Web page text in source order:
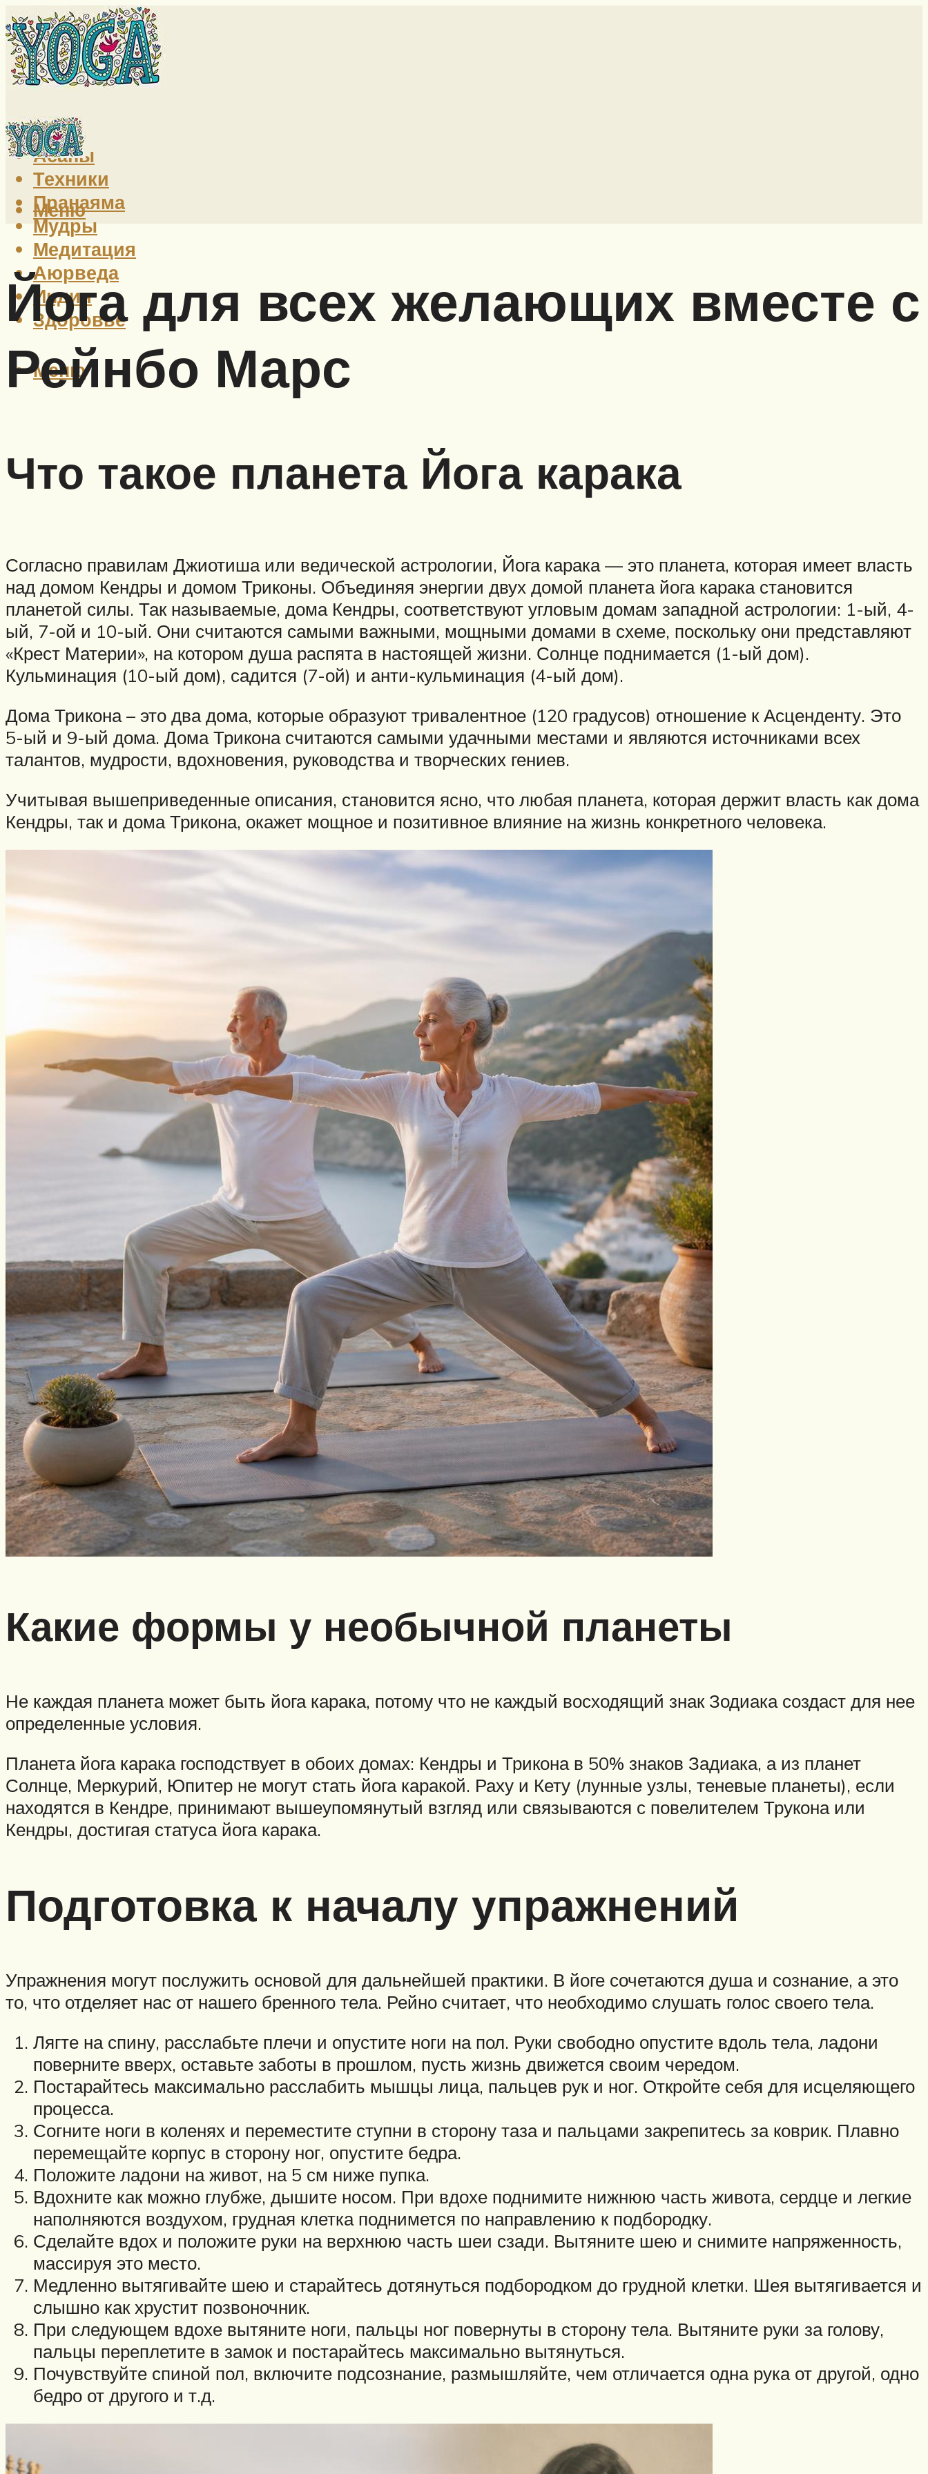
Йога
Асаны
Техники
Пранаяма
Мудры
Медитация
Аюрведа
Индия
Здоровье
Меню
Меню
Йога для всех желающих вместе с
Рейнбо Марс
Что такое планета Йога карака
Согласно правилам Джиотиша или ведической астрологии, Йога карака — это планета, которая имеет власть
над домом Кендры и домом Триконы. Объединяя энергии двух домой планета йога карака становится
планетой силы. Так называемые, дома Кендры, соответствуют угловым домам западной астрологии: 1-ый, 4-
ый, 7-ой и 10-ый. Они считаются самыми важными, мощными домами в схеме, поскольку они представляют
«Крест Материи», на котором душа распята в настоящей жизни. Солнце поднимается (1-ый дом).
Кульминация (10-ый дом), садится (7-ой) и анти-кульминация (4-ый дом).
Дома Трикона – это два дома, которые образуют тривалентное (120 градусов) отношение к Асценденту. Это
5-ый и 9-ый дома. Дома Трикона считаются самыми удачными местами и являются источниками всех
талантов, мудрости, вдохновения, руководства и творческих гениев.
Учитывая вышеприведенные описания, становится ясно, что любая планета, которая держит власть как дома
Кендры, так и дома Трикона, окажет мощное и позитивное влияние на жизнь конкретного человека.
Какие формы у необычной планеты
Не каждая планета может быть йога карака, потому что не каждый восходящий знак Зодиака создаст для нее
определенные условия.
Планета йога карака господствует в обоих домах: Кендры и Трикона в 50% знаков Задиака, а из планет
Солнце, Меркурий, Юпитер не могут стать йога каракой. Раху и Кету (лунные узлы, теневые планеты), если
находятся в Кендре, принимают вышеупомянутый взгляд или связываются с повелителем Трукона или
Кендры, достигая статуса йога карака.
Подготовка к началу упражнений
Упражнения могут послужить основой для дальнейшей практики. В йоге сочетаются душа и сознание, а это
то, что отделяет нас от нашего бренного тела. Рейно считает, что необходимо слушать голос своего тела.
Лягте на спину, расслабьте плечи и опустите ноги на пол. Руки свободно опустите вдоль тела, ладони
поверните вверх, оставьте заботы в прошлом, пусть жизнь движется своим чередом.
Постарайтесь максимально расслабить мышцы лица, пальцев рук и ног. Откройте себя для исцеляющего
процесса.
Согните ноги в коленях и переместите ступни в сторону таза и пальцами закрепитесь за коврик. Плавно
перемещайте корпус в сторону ног, опустите бедра.
Положите ладони на живот, на 5 см ниже пупка.
Вдохните как можно глубже, дышите носом. При вдохе поднимите нижнюю часть живота, сердце и легкие
наполняются воздухом, грудная клетка поднимется по направлению к подбородку.
Сделайте вдох и положите руки на верхнюю часть шеи сзади. Вытяните шею и снимите напряженность,
массируя это место.
Медленно вытягивайте шею и старайтесь дотянуться подбородком до грудной клетки. Шея вытягивается и
слышно как хрустит позвоночник.
При следующем вдохе вытяните ноги, пальцы ног повернуты в сторону тела. Вытяните руки за голову,
пальцы переплетите в замок и постарайтесь максимально вытянуться.
Почувствуйте спиной пол, включите подсознание, размышляйте, чем отличается одна рука от другой, одно
бедро от другого и т.д.